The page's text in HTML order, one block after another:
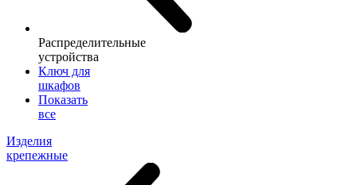
Распределительные
устройства
Ключ для
шкафов
Показать
все
Изделия
крепежные